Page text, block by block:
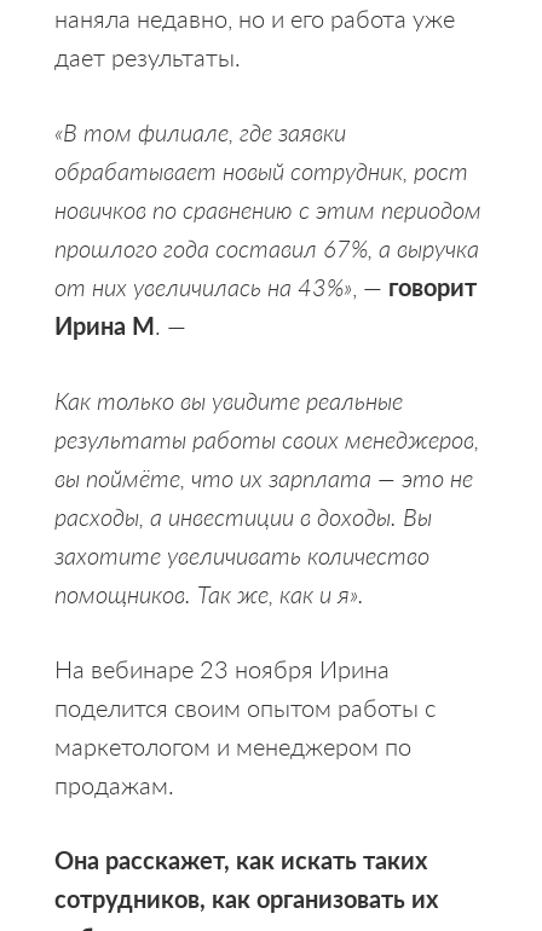
наняла недавно, но и его работа уже
дает результаты.
«В том филиале, где заявки
обрабатывает новый сотрудник, рост
новичков по сравнению с этим периодом
прошлого года составил 67%, а выручка
от них увеличилась на 43%», — говорит
Ирина М. —
Как только вы увидите реальные
результаты работы своих менеджеров,
вы поймёте, что их зарплата — это не
расходы, а инвестиции в доходы. Вы
захотите увеличивать количество
помощников. Так же, как и я».
На вебинаре 23 ноября Ирина
поделится своим опытом работы с
маркетологом и менеджером по
продажам.
Она расскажет, как искать таких
сотрудников, как организовать их